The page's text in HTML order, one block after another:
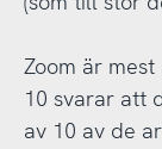
Zoom är
10 svarar att
av 10 av de